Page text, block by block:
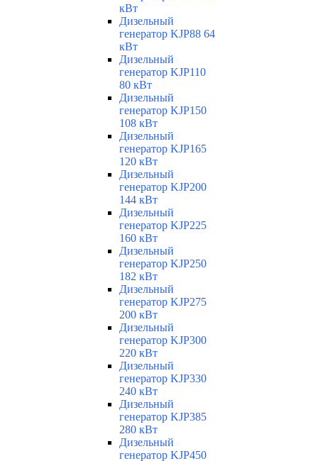
кВт
Дизельный
генератор KJP88 64
кВт
Дизельный
генератор KJP110
80 кВт
Дизельный
генератор KJP150
108 кВт
Дизельный
генератор KJP165
120 кВт
Дизельный
генератор KJP200
144 кВт
Дизельный
генератор KJP225
160 кВт
Дизельный
генератор KJP250
182 кВт
Дизельный
генератор KJP275
200 кВт
Дизельный
генератор KJP300
220 кВт
Дизельный
генератор KJP330
240 кВт
Дизельный
генератор KJP385
280 кВт
Дизельный
генератор KJP450